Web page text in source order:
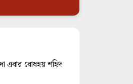
এবার বোধহয় শহিদ